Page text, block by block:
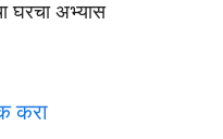
घरचा अभ्यास
करा